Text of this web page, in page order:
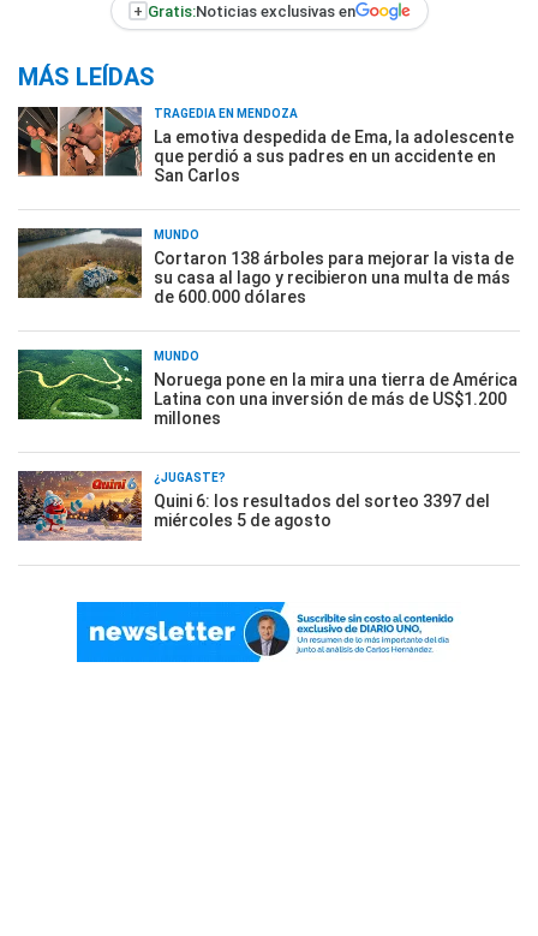
+ Gratis:Noticias exclusivas en
MÁS LEÍDAS
TRAGEDIA EN MENDOZA
La emotiva despedida de Ema, la adolescente
que perdió a sus padres en un accidente en
San Carlos
MUNDO
Cortaron 138 árboles para mejorar la vista de
su casa al lago y recibieron una multa de más
de 600.000 dólares
MUNDO
Noruega pone en la mira una tierra de América
Latina con una inversión de más de US$1.200
millones
¿JUGASTE?
Quini 6: los resultados del sorteo 3397 del
miércoles 5 de agosto